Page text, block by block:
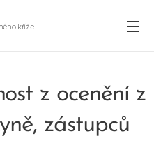
kříže
z ocenění z
zástupců